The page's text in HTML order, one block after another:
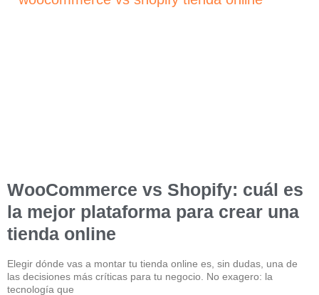
WooCommerce vs Shopify: cuál es
la mejor plataforma para crear una
tienda online
Elegir dónde vas a montar tu tienda online es, sin dudas, una de
las decisiones más críticas para tu negocio. No exagero: la
tecnología que